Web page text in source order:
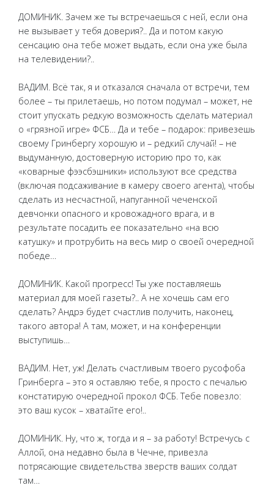
ДОМИНИК. Зачем же ты встречаешься с ней, если она
не вызывает у тебя доверия?.. Да и потом какую
сенсацию она тебе может выдать, если она уже была
на телевидении?..
ВАДИМ. Всё так, я и отказался сначала от встречи, тем
более – ты прилетаешь, но потом подумал – может, не
стоит упускать редкую возможность сделать материал
о «грязной игре» ФСБ… Да и тебе – подарок: привезешь
своему Гринбергу хорошую и – редкий случай! – не
выдуманную, достоверную историю про то, как
«коварные фээсбэшники» используют все средства
(включая подсаживание в камеру своего агента), чтобы
сделать из несчастной, напуганной чеченской
девчонки опасного и кровожадного врага, и в
результате посадить ее показательно «на всю
катушку» и протрубить на весь мир о своей очередной
победе…
ДОМИНИК. Какой прогресс! Ты уже поставляешь
материал для моей газеты?.. А не хочешь сам его
сделать? Андрэ будет счастлив получить, наконец,
такого автора! А там, может, и на конференции
выступишь…
ВАДИМ. Нет, уж! Делать счастливым твоего русофоба
Гринберга – это я оставляю тебе, я просто с печалью
констатирую очередной прокол ФСБ. Тебе повезло:
это ваш кусок – хватайте его!..
ДОМИНИК. Ну, что ж, тогда и я – за работу! Встречусь с
Аллой, она недавно была в Чечне, привезла
потрясающие свидетельства зверств ваших солдат
там…